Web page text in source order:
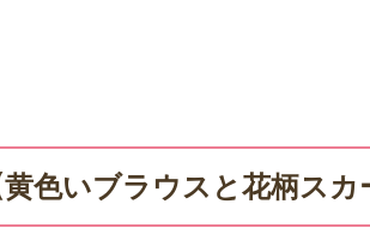
黄色いブラウスと花柄ス